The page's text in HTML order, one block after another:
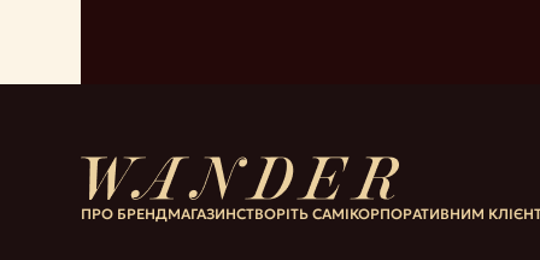
ПРО БРЕНДМАГАЗИНСТВОРІТЬ САМІКОРПОРАТИВНИМ